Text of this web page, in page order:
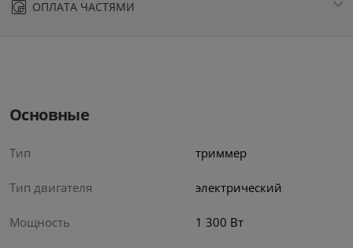
ОПЛАТА ЧАСТЯМИ
Основные
Тип триммер
Тип двигателя электрический
Мощность 1 300 Вт